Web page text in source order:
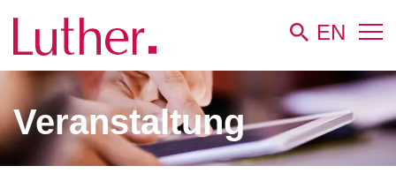
EN
Veranstaltung